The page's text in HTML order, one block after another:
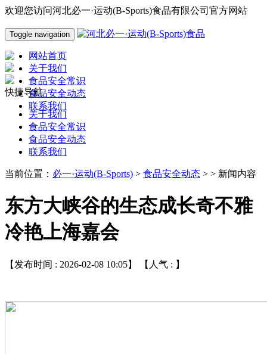
欢迎您访问河北必一·运动(B-Sports)食品有限公司官方网站
Toggle navigation
网站首页
关于我们
食品安全常识
食品安全动态
联系我们
快捷导航
关于我们
食品安全常识
食品安全动态
联系我们
当前位置： 必一·运动(B-Sports) > 食品安全动态 > > 新闻内容
东方大峡谷的生态成长奇不雅
冷艳上海嘉会
【发布时间 : 2026-02-08 10:05】 【人气 : 】